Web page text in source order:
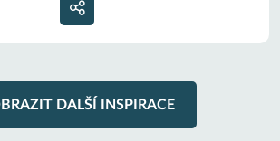
DALŠÍ INSPIRACE